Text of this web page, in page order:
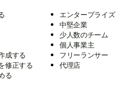
成する
修正する
る
エンタープライズ
中堅企業
少人数のチーム
個人事業主
フリーランサー
代理店